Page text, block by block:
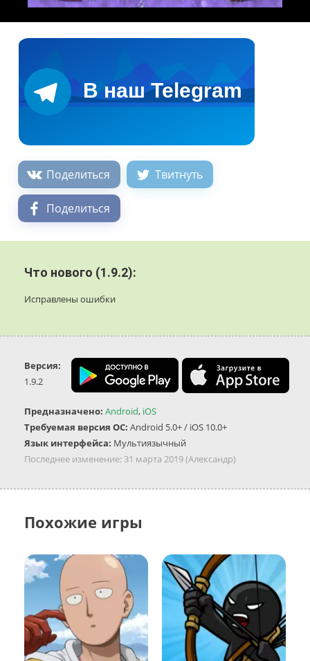
Поделиться Твитнуть
Поделиться
Что нового (1.9.2):
Исправлены ошибки
Версия:
1.9.2
Предназначено: Android, iOS
Требуемая версия ОС: Android 5.0+ / iOS 10.0+
Язык интерфейса: Мультиязычный
Последнее изменение: 31 марта 2019(Александр)
Похожие игры